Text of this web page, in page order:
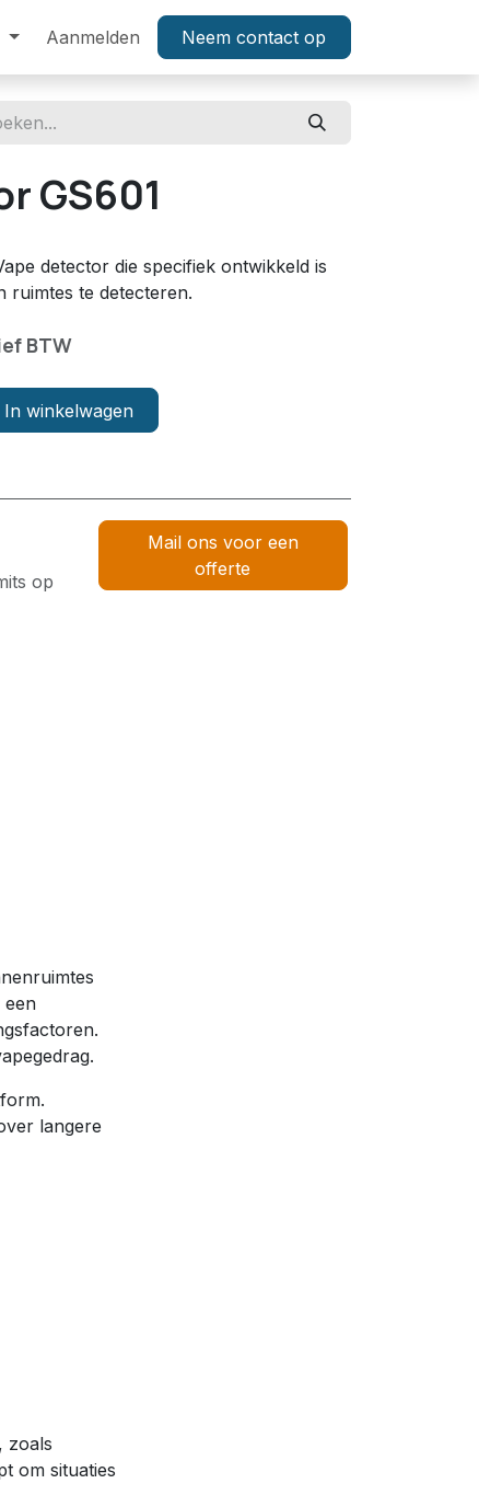
Technologie Activatie Aanbieding
Aanmelden Neem contact op
GS601
detector die specifiek ontwikkeld is
ruimtes te detecteren.
BTW
In winkelwagen
op
Mail ons voor een
offerte
een
langere
zoals
om situaties